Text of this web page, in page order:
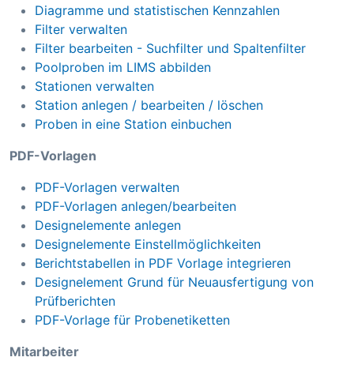
Diagramme und statistischen Kennzahlen
Filter verwalten
Filter bearbeiten - Suchfilter und Spaltenfilter
Poolproben im LIMS abbilden
Stationen verwalten
Station anlegen / bearbeiten / löschen
Proben in eine Station einbuchen
PDF-Vorlagen
PDF-Vorlagen verwalten
PDF-Vorlagen anlegen/bearbeiten
Designelemente anlegen
Designelemente Einstellmöglichkeiten
Berichtstabellen in PDF Vorlage integrieren
Designelement Grund für Neuausfertigung von
Prüfberichten
PDF-Vorlage für Probenetiketten
Mitarbeiter